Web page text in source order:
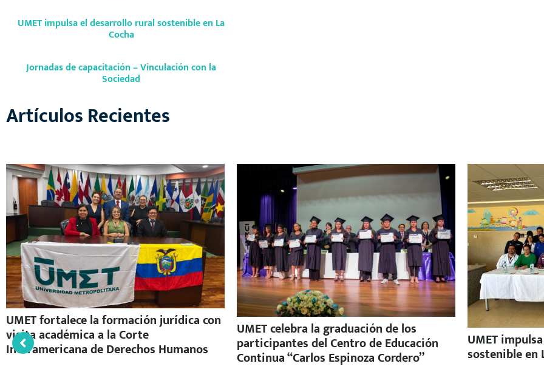
UMET impulsa el desarrollo rural sostenible en La
Cocha
Jornadas de capacitación – Vinculación con la
Sociedad
Artículos Recientes
UMET fortalece la formación jurídica con
visita académica a la Corte
Interamericana de Derechos Humanos
UMET celebra la graduación de los
participantes del Centro de Educación
Continua “Carlos Espinoza Cordero”
UMET
sostenible en